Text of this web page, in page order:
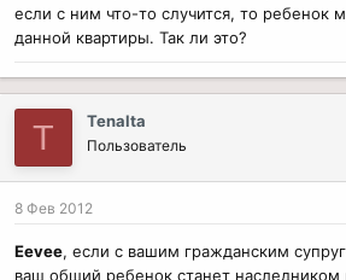
если с ним что-то случится, то ребенок
данной квартиры. Так ли это?
T Tenalta
Пользователь
8 Фев 2012
Eevee, если с вашим гражданским
ваш общий ребенок станет